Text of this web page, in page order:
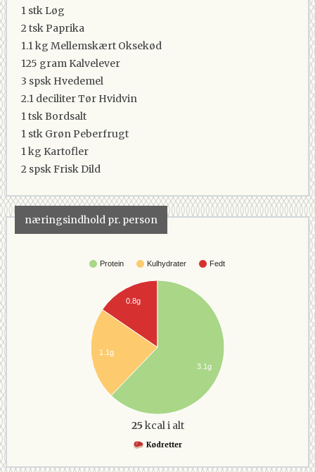
1 stk Løg
2 tskPaprika
1.1 kg Mellemskært Oksekød
125 gram Kalvelever
3 spsk Hvedemel
2.1 deciliterTør Hvidvin
1 tskBordsalt
1 stk Grøn Peberfrugt
1 kg Kartofler
2 spskFrisk Dild
næringsindhold pr. person
Protein Kulhydrater Fedt
0.8g
1.1g
3.1g
25 kcal i alt
Kødretter